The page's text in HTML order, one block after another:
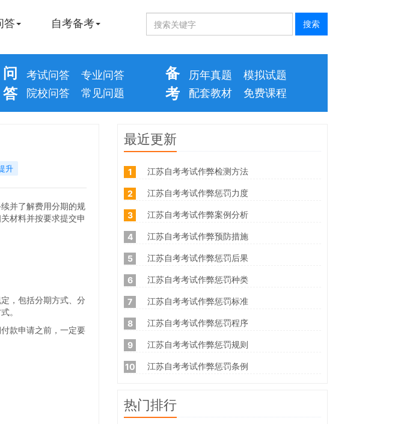
答 自考备考
问
答
考试问答
专业问答
院校问答
常见问题
备
考
历年真题
模拟试题
配套教材
免费课程
升
并了解费用分期的规
材料并按要求提交申
，包括分期方式、分
。
款申请之前，一定要
最近更新
1 江苏自考考试作弊检测方法
2 江苏自考考试作弊惩罚力度
3 江苏自考考试作弊案例分析
4 江苏自考考试作弊预防措施
5 江苏自考考试作弊惩罚后果
6 江苏自考考试作弊惩罚种类
7 江苏自考考试作弊惩罚标准
8 江苏自考考试作弊惩罚程序
9 江苏自考考试作弊惩罚规则
10 江苏自考考试作弊惩罚条例
热门排行